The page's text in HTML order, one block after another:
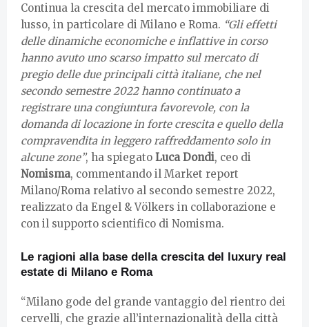
Continua la crescita del mercato immobiliare di
lusso, in particolare di Milano e Roma. “Gli effetti
delle dinamiche economiche e inflattive in corso
hanno avuto uno scarso impatto sul mercato di
pregio delle due principali città italiane, che nel
secondo semestre 2022 hanno continuato a
registrare una congiuntura favorevole, con la
domanda di locazione in forte crescita e quello della
compravendita in leggero raffreddamento solo in
alcune zone”, ha spiegato Luca Dondi, ceo di
Nomisma, commentando il Market report
Milano/Roma relativo al secondo semestre 2022,
realizzato da Engel & Völkers in collaborazione e
con il supporto scientifico di Nomisma.
Le ragioni alla base della crescita del luxury real
estate di Milano e Roma
“Milano gode del grande vantaggio del rientro dei
cervelli, che grazie all’internazionalità della città